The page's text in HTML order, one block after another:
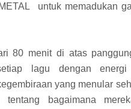
untuk memadukan
80 menit di atas
lagu dengan
yang menular
tentang bagaimana